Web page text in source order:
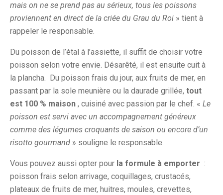
mais on ne se prend pas au sérieux, tous les poissons
proviennent en direct de la criée du Grau du Roi » tient à
rappeler le responsable.
Du poisson de l’étal à l’assiette, il suffit de choisir votre
poisson selon votre envie. Désarêté, il est ensuite cuit à
la plancha. Du poisson frais du jour, aux fruits de mer, en
passant par la sole meunière ou la daurade grillée, tout
est 100 % maison , cuisiné avec passion par le chef. « Le
poisson est servi avec un accompagnement généreux
comme des légumes croquants de saison ou encore d’un
risotto gourmand » souligne le responsable.
Vous pouvez aussi opter pour la formule à emporter :
poisson frais selon arrivage, coquillages, crustacés,
plateaux de fruits de mer, huitres, moules, crevettes,